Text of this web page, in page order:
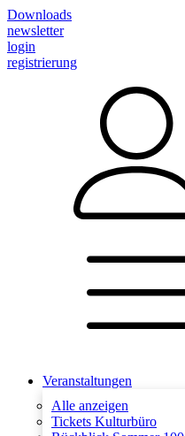
Downloads
newsletter
login
registrierung
Veranstaltungen
Alle anzeigen
Tickets Kulturbüro